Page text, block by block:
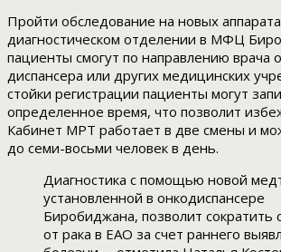
Пройти обследование на новых
диагностическом отделении в МФЦ
пациенты смогут по направлению врача
диспансера или других медицинских
стойки регистрации пациенты могут
определенное время, что позволит
Кабинет МРТ работает в две смены и
до семи-восьми человек в день.
Диагностика с помощью новой
установленной в онкодиспансере
Биробиджана, позволит сократить
от рака в ЕАО за счет раннего